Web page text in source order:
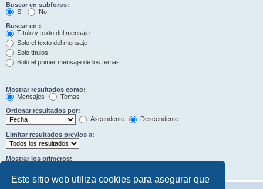
Este sitio web utiliza cookies para asegurar que
Buscar en subforos:
Sí
No
Buscar en :
Título y texto del mensaje
Solo el texto del mensaje
Solo títulos
Solo el primer mensaje de los temas
Mostrar resultados como:
Mensajes
Temas
Ordenar resultados por:
Ascendente
Descendente
Limitar resultados previos a:
Mostrar los primeros: